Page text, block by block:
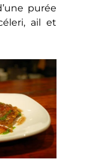
purée
ail et